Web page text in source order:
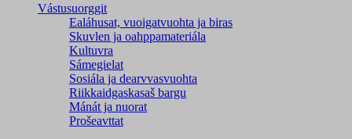
Vástusuorggit
Ealáhusat, vuoigatvuohta ja biras
Skuvlen ja oahppamateriála
Kultuvra
Sámegielat
Sosiála ja dearvvasvuohta
Riikkaidgaskasaš bargu
Mánát ja nuorat
Prošeavttat